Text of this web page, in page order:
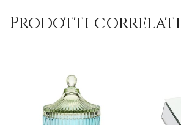
Prodotti correlati